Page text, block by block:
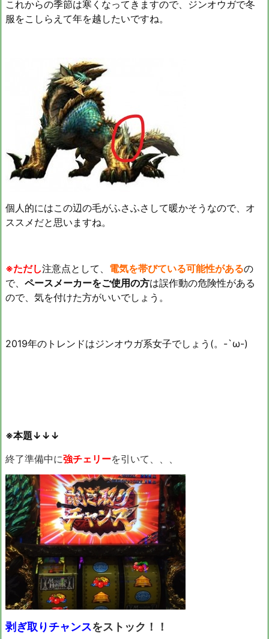
これからの季節は寒くなってきますので、ジンオウガで冬
服をこしらえて年を越したいですね。
個人的にはこの辺の毛がふさふさして暖かそうなので、オ
ススメだと思いますね。
※ただし注意点として、 電気を帯びている可能性があるの
で、 ペースメーカーをご使用の方は誤作動の危険性がある
ので、気を付けた方がいいでしょう。
2019年のトレンドはジンオウガ系女子でしょう(。-`ω-)
※本題↓↓↓
終了準備中に強チェリーを引いて、、、
剥ぎ取りチャンスをストック！！